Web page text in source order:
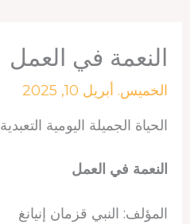
النعمة في العمل
الخميس. أبريل 10, 2025
الحياة الجميلة اليومية التعبدية
النعمة في العمل
المؤلف: النبي قزمان إنيانغ